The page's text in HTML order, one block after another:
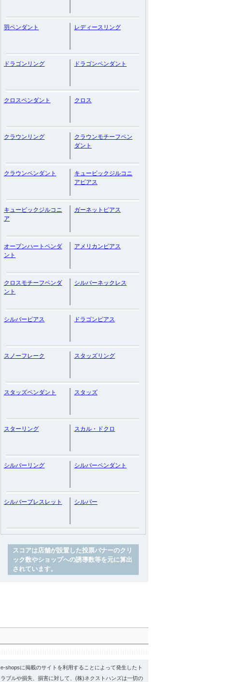
羽ペンダント レディースリング
ドラゴンリング ドラゴンペンダント
クロスペンダント クロス
クラウンリング
クラウンモチーフペン
ダント
クラウンペンダント
キュービックジルコニ
アピアス
キュービックジルコニ
ア
ガーネットピアス
オープンハートペンダ
ント
アメリカンピアス
クロスモチーフペンダ
ント
シルバーネックレス
シルバーピアス ドラゴンピアス
スノーフレーク スタッズリング
スタッズペンダント スタッズ
スターリング スカル・ドクロ
シルバーリング シルバーペンダント
シルバーブレスレット シルバー
スコアは店舗が設置した投票バナーのクリ
ック数やショップへの誘導数等を元に算出
されています。
e-shopsに掲載のサイトを利用することによって発生したト
ラブルや損失、損害に対して、(株)ネクストハンズは一切の